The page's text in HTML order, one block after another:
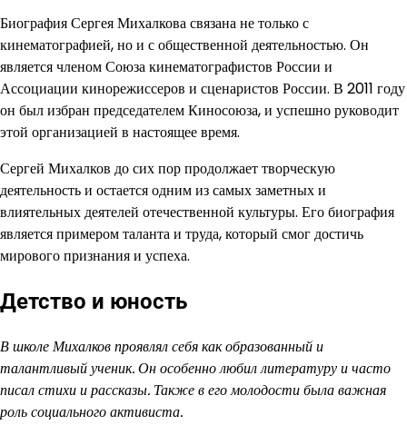
Биография Сергея Михалкова связана не только с
кинематографией, но и с общественной деятельностью. Он
является членом Союза кинематографистов России и
Ассоциации кинорежиссеров и сценаристов России. В 2011 году
он был избран председателем Киносоюза, и успешно руководит
этой организацией в настоящее время.
Сергей Михалков до сих пор продолжает творческую
деятельность и остается одним из самых заметных и
влиятельных деятелей отечественной культуры. Его биография
является примером таланта и труда, который смог достичь
мирового признания и успеха.
Детство и юность
В школе Михалков проявлял себя как образованный и
талантливый ученик. Он особенно любил литературу и часто
писал стихи и рассказы. Также в его молодости была важная
роль социального активиста.